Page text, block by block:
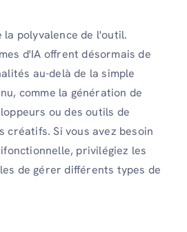
la polyvalence de l'outil.
d'IA offrent désormais de
au-delà de la simple
comme la génération de
ou des outils de
créatifs. Si vous avez besoin
privilégiez les
de gérer différents types de